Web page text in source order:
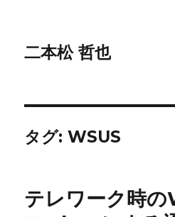
二本松 哲也
タグ:WSUS
テレワーク時